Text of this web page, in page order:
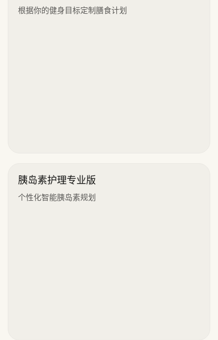
根据你的健身目标定制膳食计划
胰岛素护理专业版
个性化智能胰岛素规划